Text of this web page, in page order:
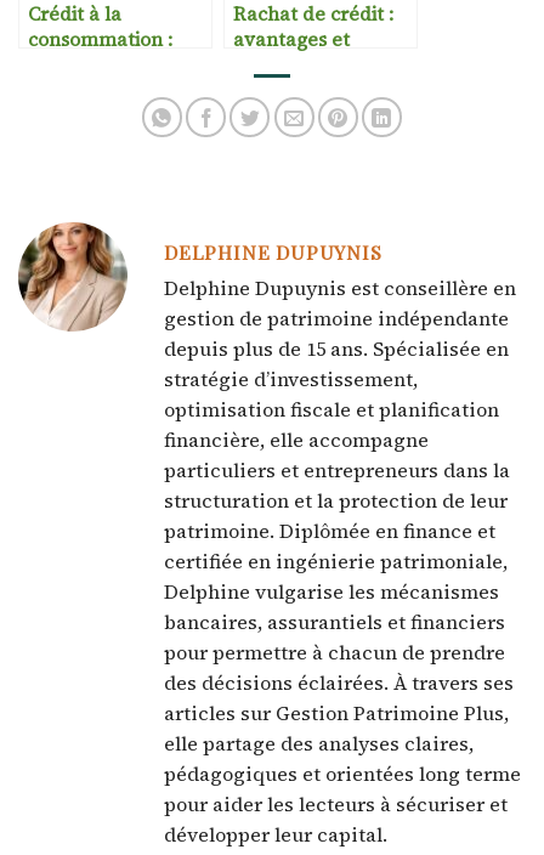
Crédit à la
consommation :
Rachat de crédit :
avantages et
DELPHINE DUPUYNIS
Delphine Dupuynis est conseillère en
gestion de patrimoine indépendante
depuis plus de 15 ans. Spécialisée en
stratégie d’investissement,
optimisation fiscale et planification
financière, elle accompagne
particuliers et entrepreneurs dans la
structuration et la protection de leur
patrimoine. Diplômée en finance et
certifiée en ingénierie patrimoniale,
Delphine vulgarise les mécanismes
bancaires, assurantiels et financiers
pour permettre à chacun de prendre
des décisions éclairées. À travers ses
articles sur Gestion Patrimoine Plus,
elle partage des analyses claires,
pédagogiques et orientées long terme
pour aider les lecteurs à sécuriser et
développer leur capital.